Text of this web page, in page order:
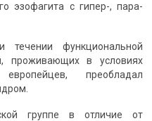
эзофагита с гипер-, пара-
течении функциональной
проживающих в условиях
преобладал
группе в отличие от